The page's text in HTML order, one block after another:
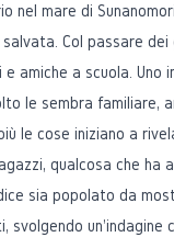
nel mare di
Col passare dei
amiche a scuola.
le sembra familiare,
le cose iniziano a
qualcosa che ha
sia popolato da
svolgendo un'indagine